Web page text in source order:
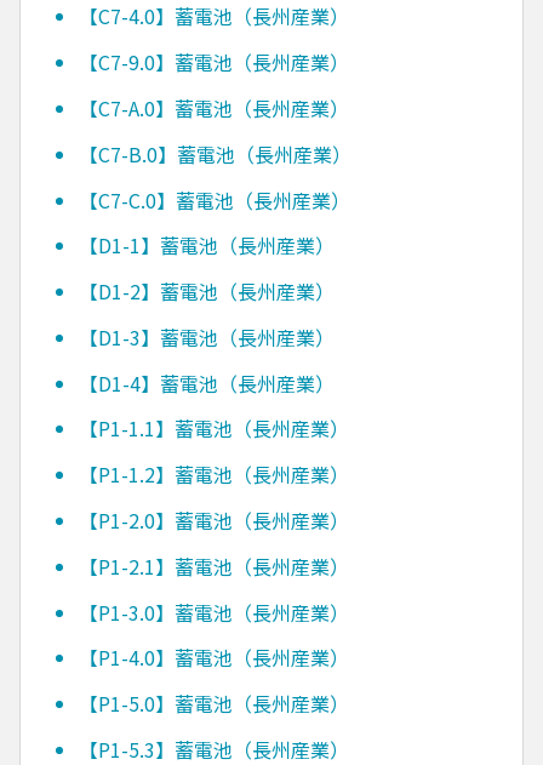
【C7-4.0】蓄電池（長州産業）
【C7-9.0】蓄電池（長州産業）
【C7-A.0】蓄電池（長州産業）
【C7-B.0】蓄電池（長州産業）
【C7-C.0】蓄電池（長州産業）
【D1-1】蓄電池（長州産業）
【D1-2】蓄電池（長州産業）
【D1-3】蓄電池（長州産業）
【D1-4】蓄電池（長州産業）
【P1-1.1】蓄電池（長州産業）
【P1-1.2】蓄電池（長州産業）
【P1-2.0】蓄電池（長州産業）
【P1-2.1】蓄電池（長州産業）
【P1-3.0】蓄電池（長州産業）
【P1-4.0】蓄電池（長州産業）
【P1-5.0】蓄電池（長州産業）
【P1-5.3】蓄電池（長州産業）